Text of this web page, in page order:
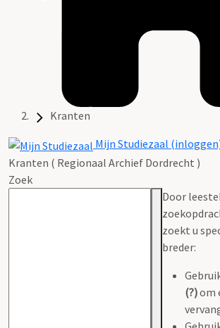
Kranten
Mijn Studiezaal
Kranten ( Regionaal Archief Dordrecht )
Zoek
Door
zoekt u
breder:
(?)om